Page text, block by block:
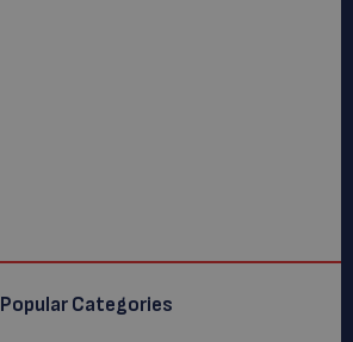
Popular Categories